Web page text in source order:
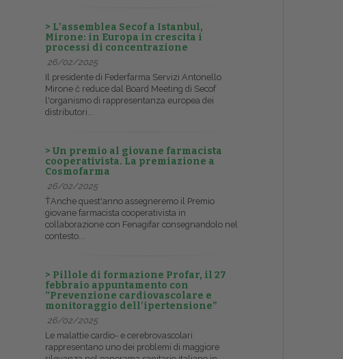
> L’assemblea Secof a Istanbul,
Mirone: in Europa in crescita i
processi di concentrazione
26/02/2025
Il presidente di Federfarma Servizi Antonello
Mirone č reduce dal Board Meeting di Secof
l'organismo di rappresentanza europea dei
distributori...
> Un premio al giovane farmacista
cooperativista. La premiazione a
Cosmofarma
26/02/2025
ŤAnche quest'anno assegneremo il Premio
giovane farmacista cooperativista in
collaborazione con Fenagifar consegnandolo nel
contesto...
> Pillole di formazione Profar, il 27
febbraio appuntamento con
“Prevenzione cardiovascolare e
monitoraggio dell’ipertensione”
26/02/2025
Le malattie cardio- e cerebrovascolari
rappresentano uno dei problemi di maggiore